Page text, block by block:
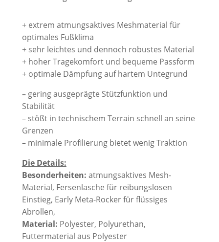
+ extrem atmungsaktives Meshmaterial für
optimales Fußklima
+ sehr leichtes und dennoch robustes Material
+ hoher Tragekomfort und bequeme Passform
+ optimale Dämpfung auf hartem Untegrund
– gering ausgeprägte Stützfunktion und
Stabilität
– stößt in technischem Terrain schnell an seine
Grenzen
– minimale Profilierung bietet wenig Traktion
Die Details:
Besonderheiten: atmungsaktives Mesh-
Material, Fersenlasche für reibungslosen
Einstieg, Early Meta-Rocker für flüssiges
Abrollen,
Material: Polyester, Polyurethan,
Futtermaterial aus Polyester